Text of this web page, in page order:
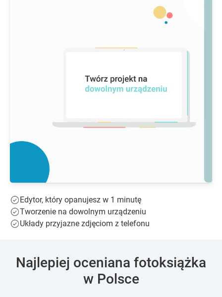
Edytor, który opanujesz w 1 minutę
Tworzenie na dowolnym urządzeniu
Układy przyjazne zdjęciom z telefonu
Najlepiej oceniana fotoksiążka
w Polsce